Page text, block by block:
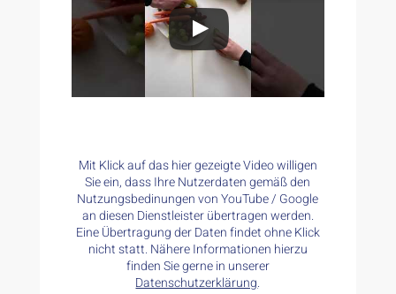
Mit Klick auf das hier gezeigte Video willigen
Sie ein, dass Ihre Nutzerdaten gemäß den
Nutzungsbedinungen von YouTube / Google
an diesen Dienstleister übertragen werden.
Eine Übertragung der Daten findet ohne Klick
nicht statt. Nähere Informationen hierzu
finden Sie gerne in unserer
Datenschutzerklärung.